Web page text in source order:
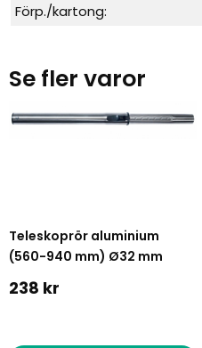
Förp./kartong:
Se fler varor
Teleskoprör aluminium
(560-940 mm) Ø32 mm
238 kr